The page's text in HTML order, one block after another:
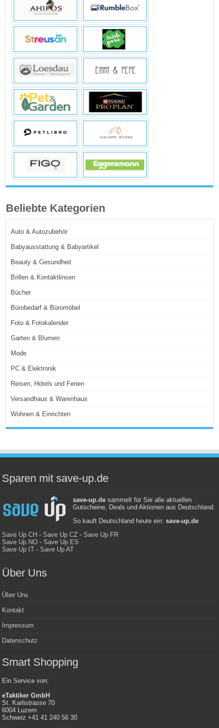
Beliebte Kategorien
Auto & Autozubehör
Babyausstattung & Babyartikel
Beauty & Gesundheit
Brillen & Kontaktlinsen
Bücher
Bürobedarf & Büromöbel
Foto & Fotokalender
Garten & Blumen
Mode
PC & Elektronik
Reisen, Hotels und Ferien
Versandhaus & Warenhaus
Wohnen & Einrichten
Sparen mit save-up.de
save-up.desammelt für Sie alle aktuellen
Gutscheine, Deals und Aktionen aus Deutschland.
So kauft Deutschland heute ein: save-up.de
Save Up CH -Save Up CZ -Save Up FR
Save Up NO -Save Up ES
Save Up IT -Save Up AT
Über Uns
Über Uns
Kontakt
Impressum
Datenschutz
Smart Shopping
Ein Service von:
eTaktiker GmbH
St. Karlistrasse 70
6004 Luzern
Schweiz +41 41 240 56 30